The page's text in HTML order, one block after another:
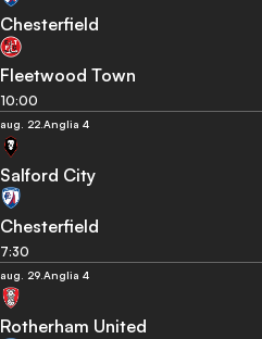
Chesterfield
Fleetwood Town
10:00
aug. 22. Anglia 4
Salford City
Chesterfield
7:30
aug. 29. Anglia 4
Rotherham United